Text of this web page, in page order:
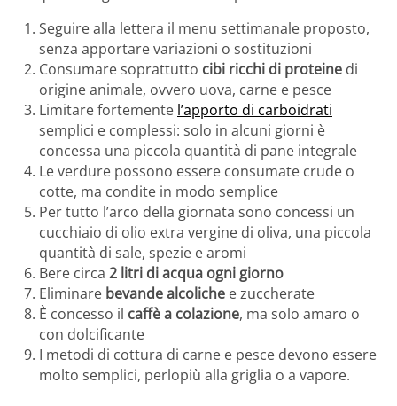
Seguire alla lettera il menu settimanale proposto,
senza apportare variazioni o sostituzioni
Consumare soprattutto cibi ricchi di proteine di
origine animale, ovvero uova, carne e pesce
Limitare fortemente l’apporto di carboidrati
semplici e complessi: solo in alcuni giorni è
concessa una piccola quantità di pane integrale
Le verdure possono essere consumate crude o
cotte, ma condite in modo semplice
Per tutto l’arco della giornata sono concessi un
cucchiaio di olio extra vergine di oliva, una piccola
quantità di sale, spezie e aromi
Bere circa 2 litri di acqua ogni giorno
Eliminare bevande alcoliche e zuccherate
È concesso il caffè a colazione, ma solo amaro o
con dolcificante
I metodi di cottura di carne e pesce devono essere
molto semplici, perlopiù alla griglia o a vapore.